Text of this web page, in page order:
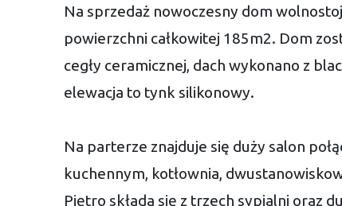
Na sprzedaż nowoczesny dom
powierzchni całkowitej 185m2. Dom
cegły ceramicznej, dach wykonano z
elewacja to tynk silikonowy.
Na parterze znajduje się duży salon
kuchennym, kotłownia,
Piętro składa się z trzech sypialni oraz